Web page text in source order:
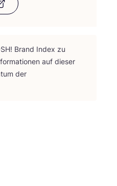
! Brand Index zu
auf die­ser
der